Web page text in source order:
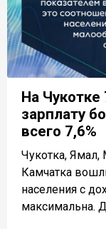
На Чукотке
зарплату
всего 7,6%
Чукотка, Ямал,
Камчатка
населения с
максимальна.